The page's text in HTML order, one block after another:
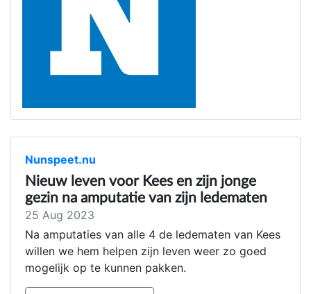
Nunspeet.nu
Nieuw leven voor Kees en zijn jonge
gezin na amputatie van zijn ledematen
25 Aug 2023
Na amputaties van alle 4 de ledematen van Kees
willen we hem helpen zijn leven weer zo goed
mogelijk op te kunnen pakken.